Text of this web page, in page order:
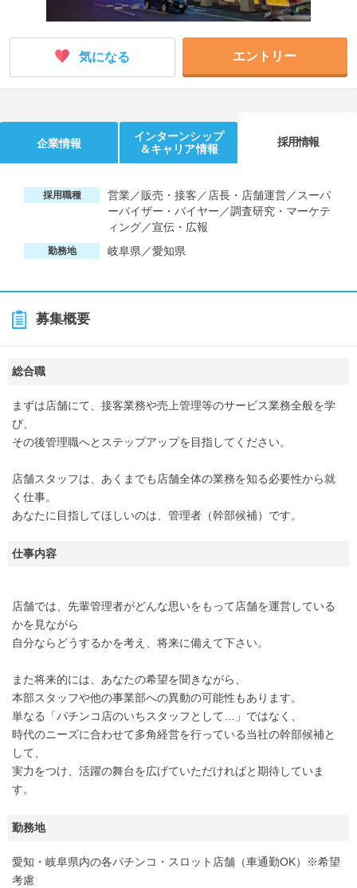
就活時事ニュースを更新 不明点があればこちら
気になる エントリー
企業情報
インターンシップ
＆キャリア情報
採用情報
採用職種
営業／販売・接客／店長・店舗運営／スーパ
ーバイザー・バイヤー／調査研究・マーケテ
ィング／宣伝・広報
勤務地 岐阜県／愛知県
募集概要
総合職
まずは店舗にて、接客業務や売上管理等のサービス業務全般を学
び、
その後管理職へとステップアップを目指してください。
店舗スタッフは、あくまでも店舗全体の業務を知る必要性から就
く仕事。
あなたに目指してほしいのは、管理者（幹部候補）です。
仕事内容
店舗では、先輩管理者がどんな思いをもって店舗を運営している
かを見ながら
自分ならどうするかを考え、将来に備えて下さい。
また将来的には、あなたの希望を聞きながら、
本部スタッフや他の事業部への異動の可能性もあります。
単なる「パチンコ店のいちスタッフとして…」ではなく、
時代のニーズに合わせて多角経営を行っている当社の幹部候補と
して、
実力をつけ、活躍の舞台を広げていただければと期待していま
す。
勤務地
愛知・岐阜県内の各パチンコ・スロット店舗（車通勤OK）※希望
考慮